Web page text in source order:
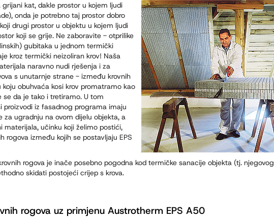
kat, dakle prostor u kojem ljudi
onda je potrebno taj prostor dobro
drugi prostor u objektu u kojem ljudi
koji se grije. Ne zaboravite - otprilike
gubitaka u jednom termički
kroz termički neizoliran krov! Naša
naravno nudi rješenja i za
s unutarnje strane - između krovnih
koju obuhvaća kosi krov promatramo kao
se da je tako i tretiramo. U tom
proizvodi iz fasadnog programa imaju
za ugradnju na ovom dijelu objekta, a
materijala, učinku koji želimo postići,
rogova između kojih se postavljaju EPS
rogova je inače posebno pogodna kod termičke sanacije objekta (tj. njegovog
skidati postojeći crijep s krova.
rogova uz primjenu Austrotherm EPS A50